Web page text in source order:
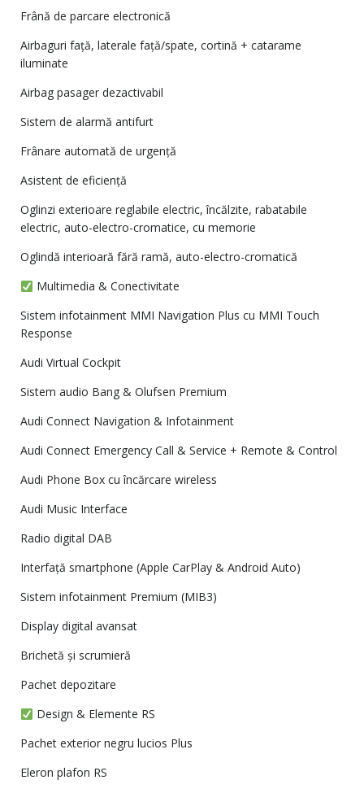
Frână de parcare electronică
Airbaguri față, laterale față/spate, cortină + catarame
iluminate
Airbag pasager dezactivabil
Sistem de alarmă antifurt
Frânare automată de urgență
Asistent de eficiență
Oglinzi exterioare reglabile electric, încălzite, rabatabile
electric, auto-electro-cromatice, cu memorie
Oglindă interioară fără ramă, auto-electro-cromatică
Multimedia & Conectivitate
Sistem infotainment MMI Navigation Plus cu MMI Touch
Response
Audi Virtual Cockpit
Sistem audio Bang & Olufsen Premium
Audi Connect Navigation & Infotainment
Audi Connect Emergency Call & Service + Remote & Control
Audi Phone Box cu încărcare wireless
Audi Music Interface
Radio digital DAB
Interfață smartphone (Apple CarPlay & Android Auto)
Sistem infotainment Premium (MIB3)
Display digital avansat
Brichetă și scrumieră
Pachet depozitare
Design & Elemente RS
Pachet exterior negru lucios Plus
Eleron plafon RS